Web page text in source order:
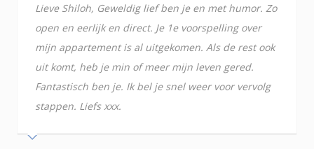
Lieve Shiloh, Geweldig lief ben je en met humor. Zo
open en eerlijk en direct. Je 1e voorspelling over
mijn appartement is al uitgekomen. Als de rest ook
uit komt, heb je min of meer mijn leven gered.
Fantastisch ben je. Ik bel je snel weer voor vervolg
stappen. Liefs xxx.